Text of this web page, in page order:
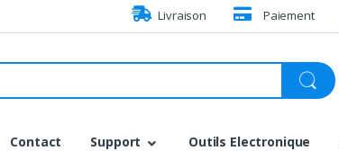
Livraison Paiement
Contact Support Outils Electronique